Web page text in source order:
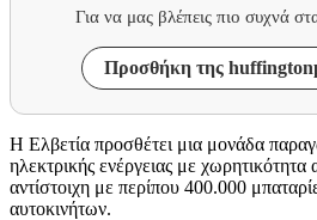
Για να μας βλέπεις πιο συχνά
Προσθήκη της
Η Ελβετία προσθέτει μια μονάδα
ηλεκτρικής ενέργειας με χωρητικότητα
αντίστοιχη με περίπου 400.000
αυτοκινήτων.